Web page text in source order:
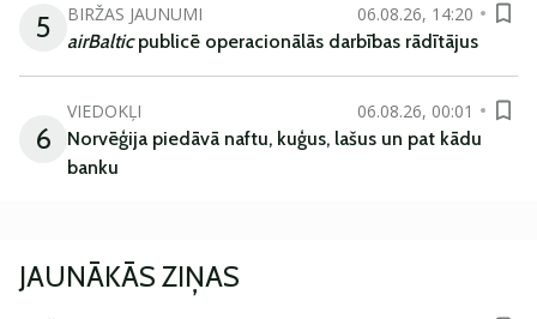
5 BIRŽAS JAUNUMI
06.08.26, 14:20
airBalticpublicē operacionālās darbības rādītājus
6
VIEDOKĻI
06.08.26, 00:01
Norvēģija piedāvā naftu, kuģus, lašus un pat kādu
banku
JAUNĀKĀS ZIŅAS